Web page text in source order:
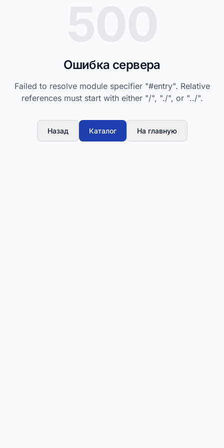
Ошибка сервера
Failed to resolve module specifier "#entry". Relative
references must start with either "/", "./", or "../".
Назад Каталог На главную